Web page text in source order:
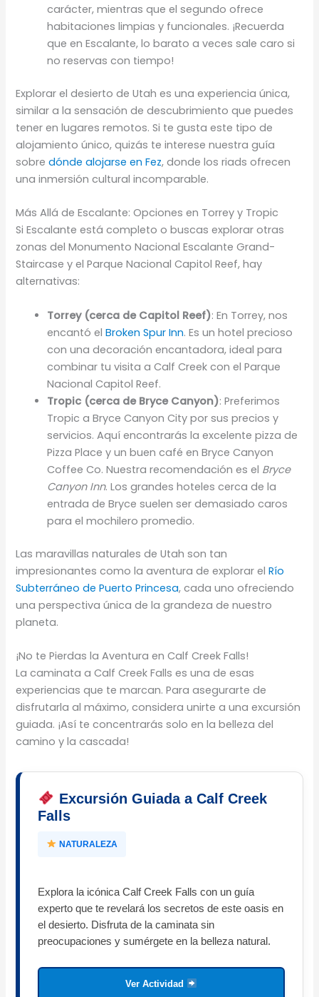
carácter, mientras que el segundo ofrece
habitaciones limpias y funcionales. ¡Recuerda
que en Escalante, lo barato a veces sale caro si
no reservas con tiempo!
Explorar el desierto de Utah es una experiencia única,
similar a la sensación de descubrimiento que puedes
tener en lugares remotos. Si te gusta este tipo de
alojamiento único, quizás te interese nuestra guía
sobredónde alojarse en Fez, donde los riads ofrecen
una inmersión cultural incomparable.
Más Allá de Escalante: Opciones en Torrey y Tropic
Si Escalante está completo o buscas explorar otras
zonas del Monumento Nacional Escalante Grand-
Staircase y el Parque Nacional Capitol Reef, hay
alternativas:
Torrey (cerca de Capitol Reef): En Torrey, nos
encantó elBroken Spur Inn. Es un hotel precioso
con una decoración encantadora, ideal para
combinar tu visita a Calf Creek con el Parque
Nacional Capitol Reef.
Tropic (cerca de Bryce Canyon): Preferimos
Tropic a Bryce Canyon City por sus precios y
servicios. Aquí encontrarás la excelente pizza de
Pizza Place y un buen café en Bryce Canyon
Coffee Co. Nuestra recomendación es el Bryce
Canyon Inn. Los grandes hoteles cerca de la
entrada de Bryce suelen ser demasiado caros
para el mochilero promedio.
Las maravillas naturales de Utah son tan
impresionantes como la aventura de explorar elRío
Subterráneo de Puerto Princesa, cada uno ofreciendo
una perspectiva única de la grandeza de nuestro
planeta.
¡No te Pierdas la Aventura en Calf Creek Falls!
La caminata a Calf Creek Falls es una de esas
experiencias que te marcan. Para asegurarte de
disfrutarla al máximo, considera unirte a una excursión
guiada. ¡Así te concentrarás solo en la belleza del
camino y la cascada!
Excursión Guiada a Calf Creek
Falls
NATURALEZA
Explora la icónica Calf Creek Falls con un guía
experto que te revelará los secretos de este oasis en
el desierto. Disfruta de la caminata sin
preocupaciones y sumérgete en la belleza natural.
Ver Actividad